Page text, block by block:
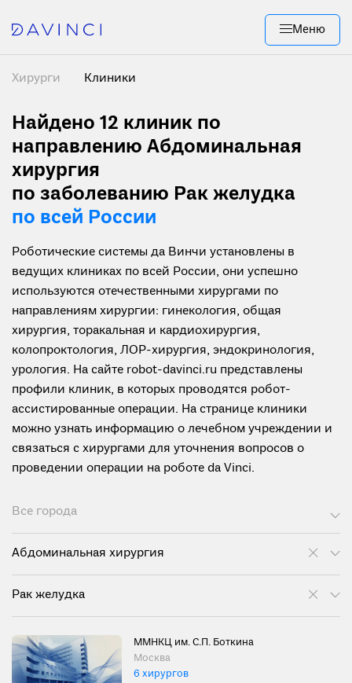
Меню
Хирурги Клиники
Найдено 12 клиник по
направлению Абдоминальная
хирургия
по заболеванию Рак желудка
по всей России
Роботические системы да Винчи установлены в
ведущих клиниках по всей России, они успешно
используются отечественными хирургами по
направлениям хирургии: гинекология, общая
хирургия, торакальная и кардиохирургия,
колопроктология, ЛОР-хирургия, эндокринология,
урология. На сайте robot-davinci.ru представлены
профили клиник, в которых проводятся робот-
ассистированные операции. На странице клиники
можно узнать информацию о лечебном учреждении и
связаться с хирургами для уточнения вопросов о
проведении операции на роботе da Vinci.
Все города
Абдоминальная хирургия
Рак желудка
ММНКЦ им. С.П. Боткина
Москва
6 хирургов